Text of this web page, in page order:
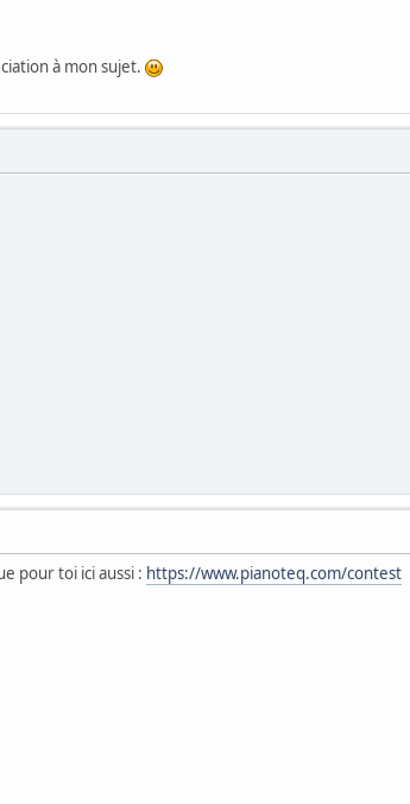
à mon sujet.
pour toi ici aussi : https://www.pianoteq.com/contest